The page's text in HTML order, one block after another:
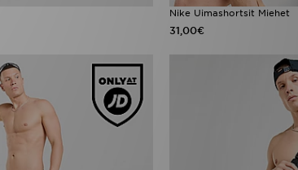
Nike Uimashortsit Miehet
31,00€